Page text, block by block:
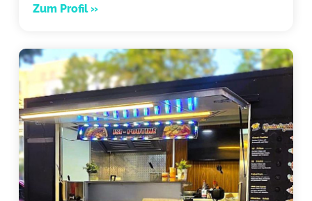
Zum Profil »